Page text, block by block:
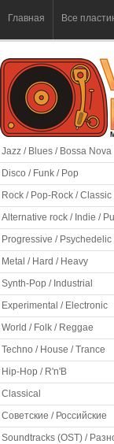
Главная Все
Jazz / Blues / Bossa Nova
Disco / Funk / Pop
Rock / Pop-Rock / Classic
Alternative rock / Indie /
Progressive / Psychedelic
Metal / Hard / Heavy
Synth-Pop / Industrial
Experimental / Electronic
World / Folk / Reggae
Techno / House / Trance
Hip-Hop / R'n'B
Classical
Советские / Российские
Soundtracks (OST) /